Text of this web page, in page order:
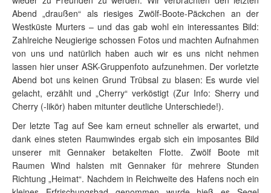
Abend „draußen“ als riesiges Zwölf-Boote-Päckchen an der
Westküste Murters – und das gab wohl ein interessantes Bild:
Zahlreiche Neugierige schossen Fotos und machten Aufnahmen
von uns und natürlich haben auch wir es uns nicht nehmen
lassen hier unser ASK-Gruppenfoto aufzunehmen. Der vorletzte
Abend bot uns keinen Grund Trübsal zu blasen: Es wurde viel
gelacht, erzählt und „Cherry“ verköstigt (Zur Info: Sherry und
Cherry (-likör) haben mitunter deutliche Unterschiede!).
Der letzte Tag auf See kam erneut schneller als erwartet, und
dank eines steten Raumwindes ergab sich ein imposantes Bild
unserer mit Gennaker betakelten Flotte. Zwölf Boote mit
Raumen Wind halsten mit Gennaker für mehrere Stunden
Richtung „Heimat“. Nachdem in Reichweite des Hafens noch ein